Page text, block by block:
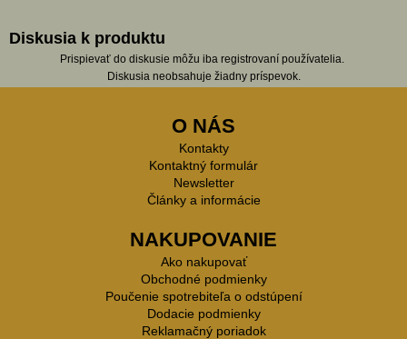
Diskusia k produktu
Prispievať do diskusie môžu iba registrovaní používatelia.
Diskusia neobsahuje žiadny príspevok.
O NÁS
Kontakty
Kontaktný formulár
Newsletter
Články a informácie
NAKUPOVANIE
Ako nakupovať
Obchodné podmienky
Poučenie spotrebiteľa o odstúpení
Dodacie podmienky
Reklamačný poriadok